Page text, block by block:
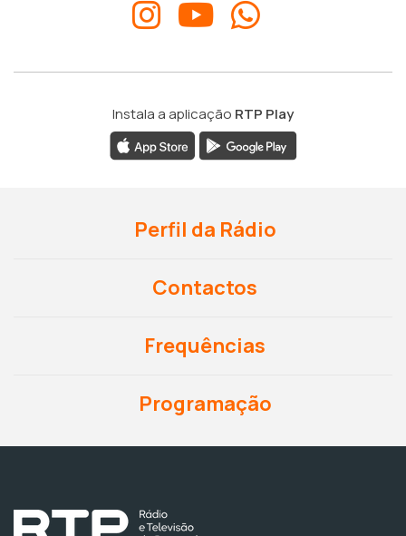
Instala a aplicação RTP Play
Perfil da Rádio
Contactos
Frequências
Programação